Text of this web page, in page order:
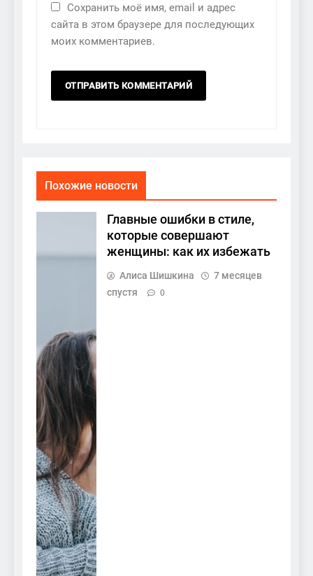
Сохранить моё имя, email и адрес
сайта в этом браузере для последующих
моих комментариев.
Похожие новости
Главные ошибки в стиле,
которые совершают
женщины: как их избежать
Алиса Шишкина
7 месяцев
спустя
0